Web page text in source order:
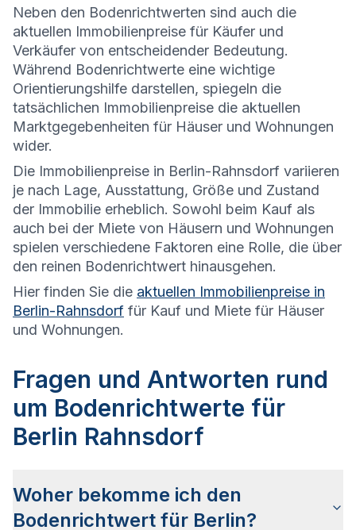
Neben den Bodenrichtwerten sind auch die
aktuellen Immobilienpreise für Käufer und
Verkäufer von entscheidender Bedeutung.
Während Bodenrichtwerte eine wichtige
Orientierungshilfe darstellen, spiegeln die
tatsächlichen Immobilienpreise die aktuellen
Marktgegebenheiten für Häuser und Wohnungen
wider.
Die Immobilienpreise in Berlin-Rahnsdorf variieren
je nach Lage, Ausstattung, Größe und Zustand
der Immobilie erheblich. Sowohl beim Kauf als
auch bei der Miete von Häusern und Wohnungen
spielen verschiedene Faktoren eine Rolle, die über
den reinen Bodenrichtwert hinausgehen.
Hier finden Sie die aktuellen Immobilienpreise in
Berlin-Rahnsdorf für Kauf und Miete für Häuser
und Wohnungen.
Fragen und Antworten rund
um Bodenrichtwerte für
Berlin Rahnsdorf
Woher bekomme ich den
Bodenrichtwert für Berlin?